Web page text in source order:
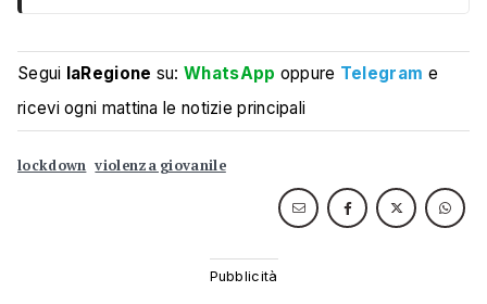
Segui laRegione su:WhatsApp oppure Telegram e
ricevi ogni mattina le notizie principali
lockdown violenza giovanile